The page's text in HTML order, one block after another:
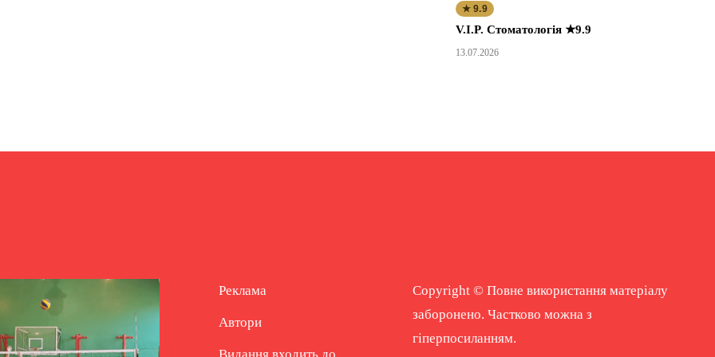
★ 9.9
V.I.P. Стоматологія ★9.9
13.07.2026
Реклама
Автори
Copyright © Повне використання матеріалу
заборонено. Частково можна з
гіперпосиланням.